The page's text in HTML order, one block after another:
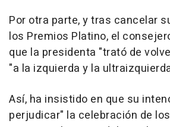
Por otra parte, y tras cancelar
los Premios Platino, el
que la presidenta "trató de
"a la izquierda y la
Así, ha insistido en que su
perjudicar" la celebración de